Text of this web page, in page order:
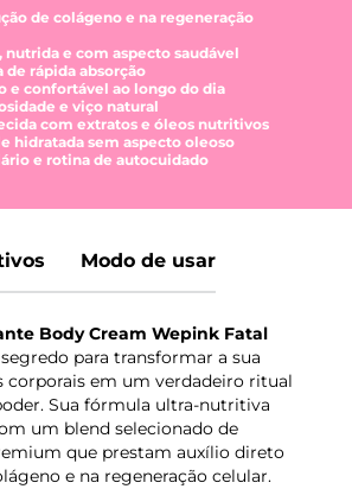
de colágeno e na regeneração
nutrida e com aspecto saudável
de rápida absorção
e confortável ao longo do dia
e viço natural
com extratos e óleos nutritivos
hidratada sem aspecto oleoso
e rotina de autocuidado
Modo de usar
Body Cream Wepink Fatal
para transformar a sua
corporais em um verdadeiro ritual
Sua fórmula ultra-nutritiva
um blend selecionado de
que prestam auxílio direto
e na regeneração celular.